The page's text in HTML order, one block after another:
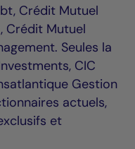
Crédit Mutuel
Crédit Mutuel
Seules la
CIC
Gestion
actuels,
et